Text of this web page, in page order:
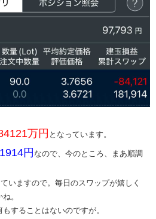
万円​ となっています。
円​ なので、今のところ、まあ順調
いますので。毎日のスワップが嬉しく
。
することはないのですが。